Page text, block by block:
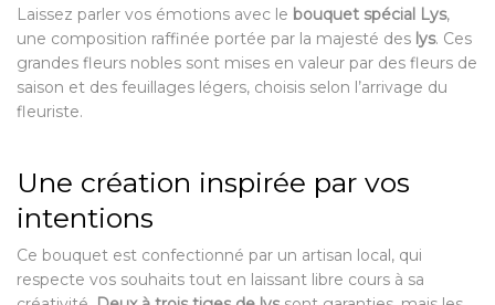
Laissez parler vos émotions avec le bouquet spécial Lys,
une composition raffinée portée par la majesté des lys. Ces
grandes fleurs nobles sont mises en valeur par des fleurs de
saison et des feuillages légers, choisis selon l’arrivage du
fleuriste.
Une création inspirée par vos
intentions
Ce bouquet est confectionné par un artisan local, qui
respecte vos souhaits tout en laissant libre cours à sa